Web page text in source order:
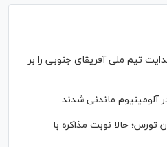
تیم ملی آفریقای جنوبی را بر
تورس؛ حالا نوبت مذاکره با